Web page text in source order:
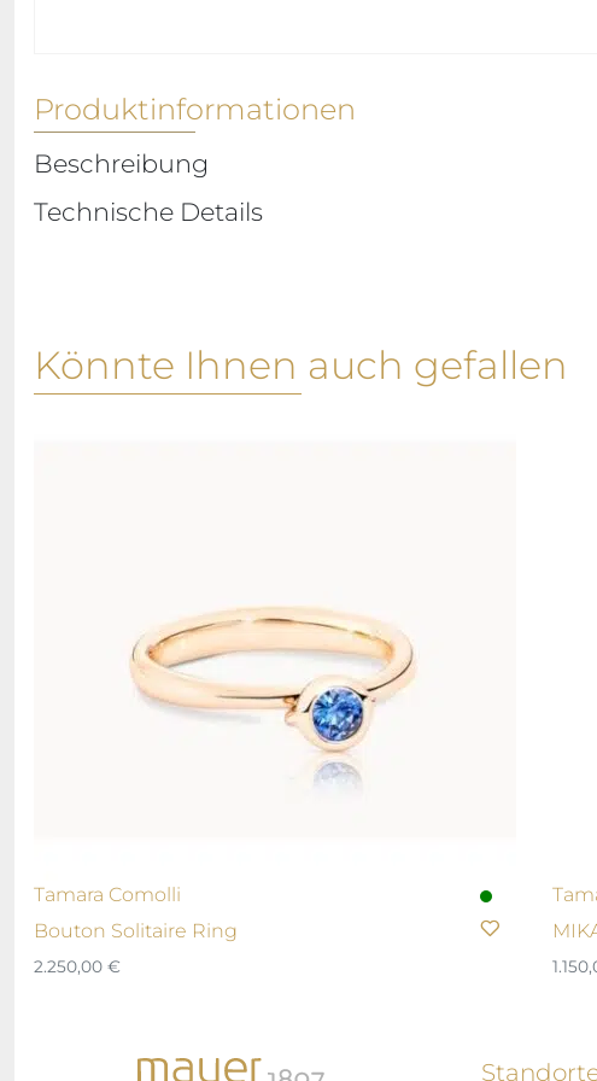
Produktinformationen
Beschreibung
Technische Details
Könnte Ihnen auch gefallen
Tamara Comolli
Bouton Solitaire Ring
2.250,00 €